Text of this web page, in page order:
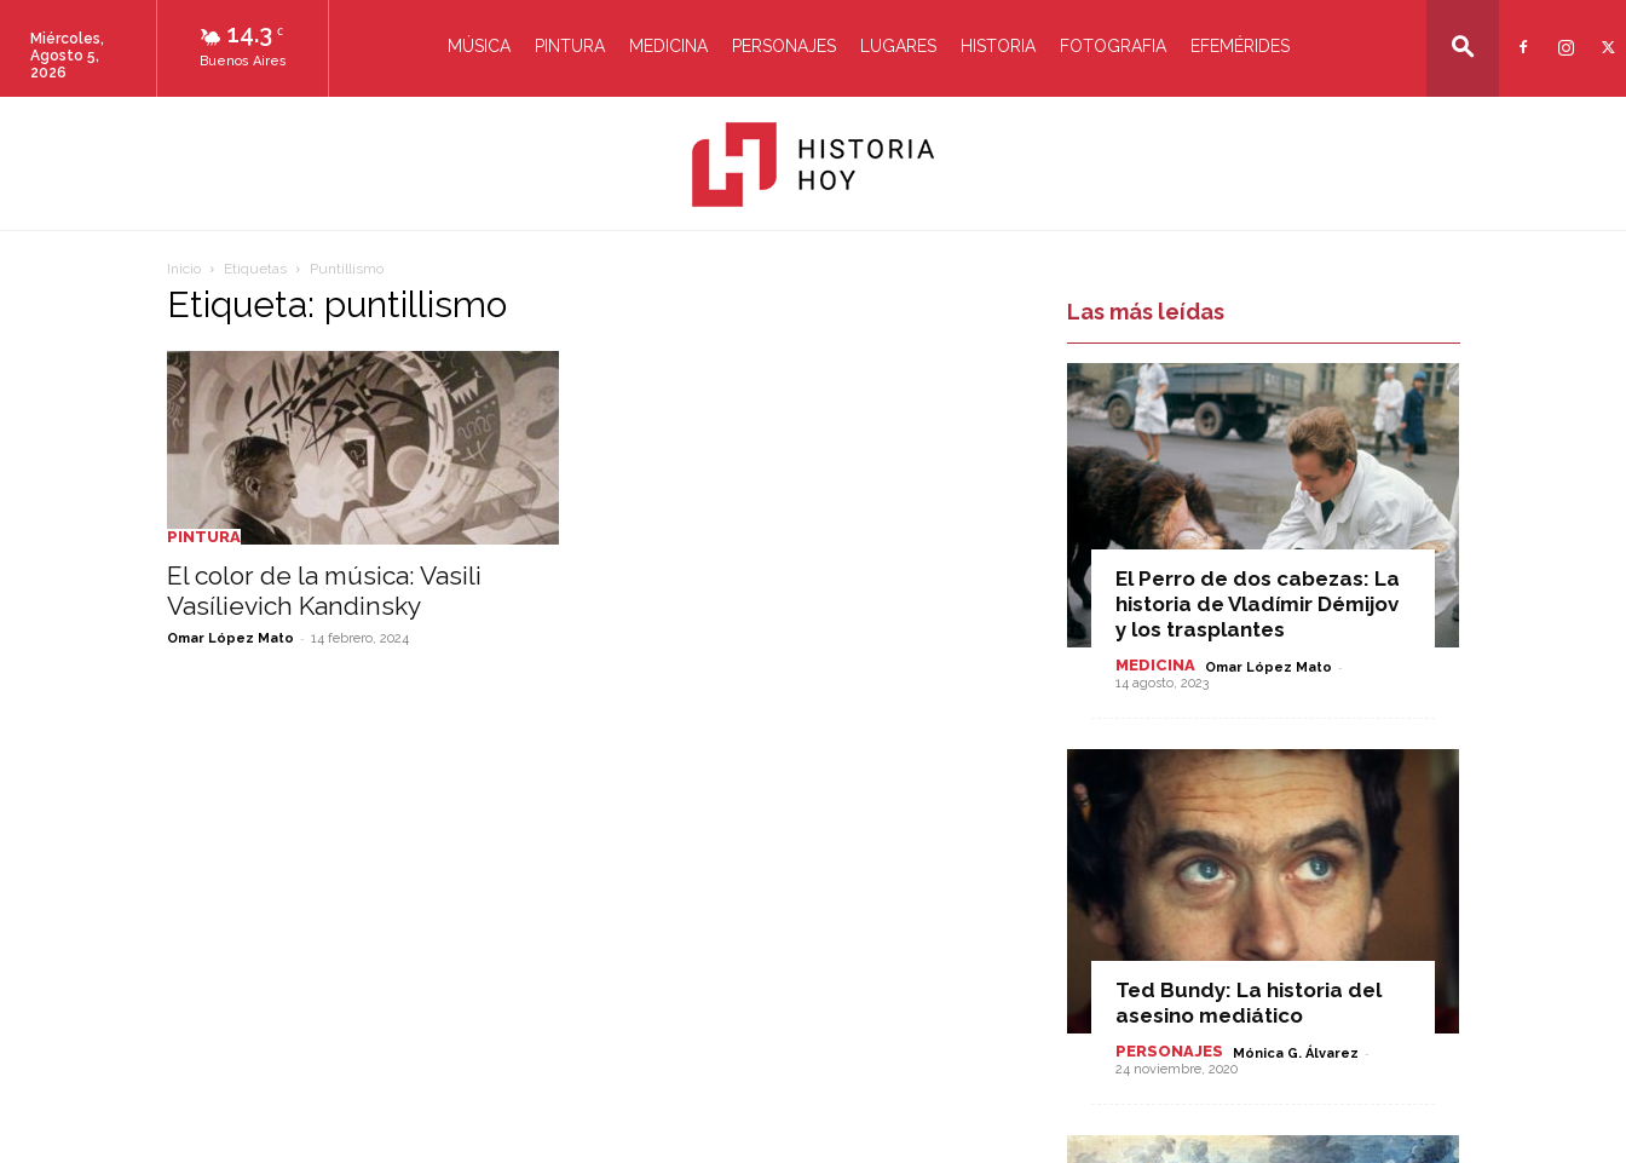
14.3 C
Buenos Aires
Miércoles,
Agosto 5,
2026
MÚSICA PINTURA MEDICINA PERSONAJES LUGARES HISTORIA FOTOGRAFIA EFEMÉRIDES
Inicio Etiquetas Puntillismo
Etiqueta: puntillismo
PINTURA
El color de la música: Vasili
Vasílievich Kandinsky
Omar López Mato - 14 febrero, 2024
Las más leídas
El Perro de dos cabezas: La
historia de Vladímir Démijov
y los trasplantes
MEDICINA Omar López Mato -
14 agosto, 2023
Ted Bundy: La historia del
asesino mediático
PERSONAJES Mónica G. Álvarez -
24 noviembre, 2020